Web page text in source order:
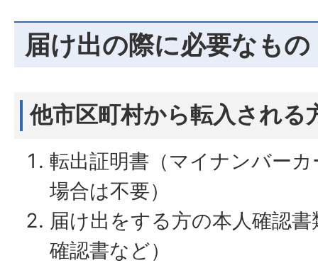
届け出の際に必要なもの
他市区町村から転入される
転出証明書（マイナンバー
場合は不要）
届け出をする方の本人確認
確認書など）